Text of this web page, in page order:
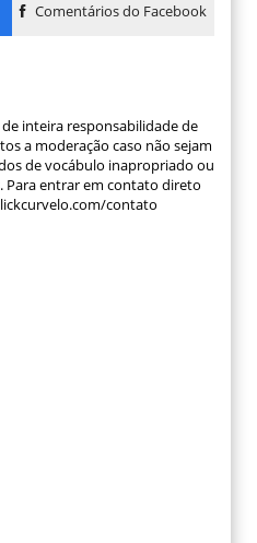
Comentários do Facebook
inteira responsabilidade de
a moderação caso não sejam
de vocábulo inapropriado ou
entrar em contato direto
contato